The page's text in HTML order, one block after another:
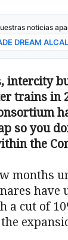
noticias
DREAM
intercity
trains in
so you
the
months
have
a cut of